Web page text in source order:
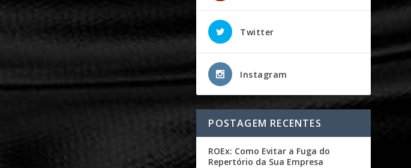
Twitter
Instagram
POSTAGEM RECENTES
ROEx: Como Evitar a Fuga do
Repertório da Sua Empresa